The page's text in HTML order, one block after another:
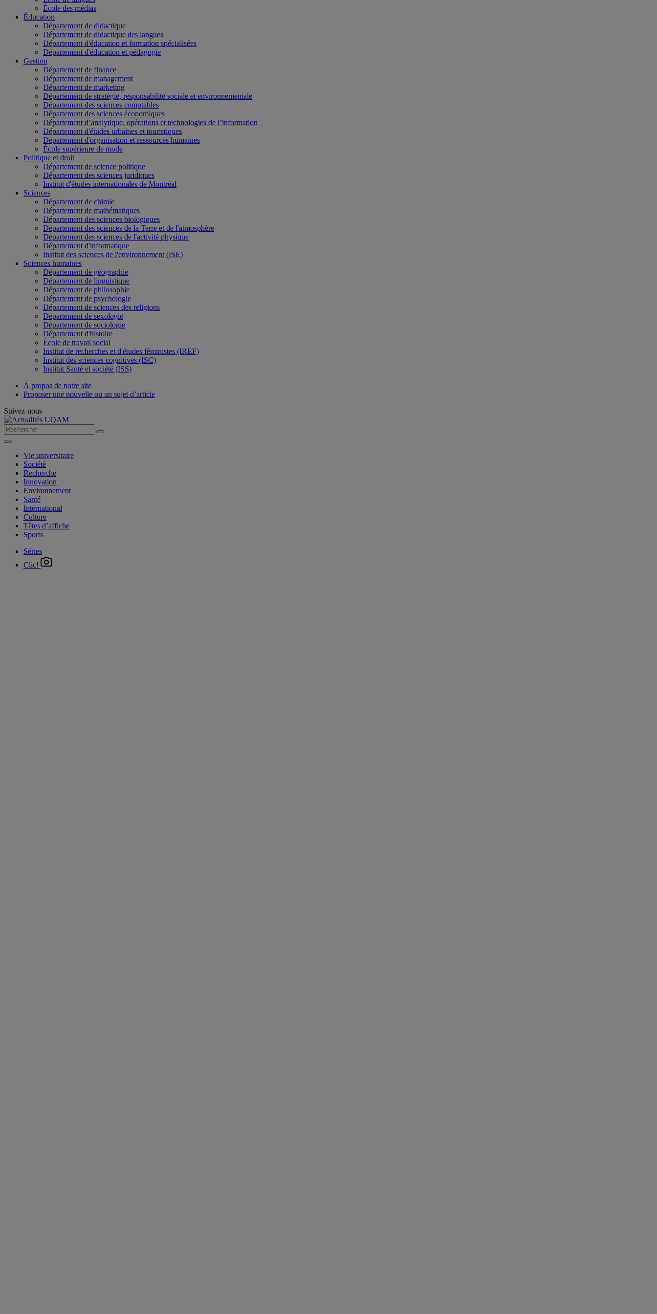
École des médias
Éducation
Département de didactique
Département de didactique des langues
Département d'éducation et formation spécialisées
Département d'éducation et pédagogie
Gestion
Département de finance
Département de management
Département de marketing
Département de stratégie, responsabilité sociale et environnementale
Département des sciences comptables
Département des sciences économiques
Département d’analytique, opérations et technologies de l’information
Département d'études urbaines et touristiques
Département d'organisation et ressources humaines
École supérieure de mode
Politique et droit
Département de science politique
Département des sciences juridiques
Institut d'études internationales de Montréal
Sciences
Département de chimie
Département de mathématiques
Département des sciences biologiques
Département des sciences de la Terre et de l'atmosphère
Département des sciences de l'activité physique
Département d'informatique
Institut des sciences de l'environnement (ISE)
Sciences humaines
Département de géographie
Département de linguistique
Département de philosophie
Département de psychologie
Département de sciences des religions
Département de sexologie
Département de sociologie
Département d'histoire
École de travail social
Institut de recherches et d'études féministes (IREF)
Institut des sciences cognitives (ISC)
Institut Santé et société (ISS)
À propos de notre site
Proposer une nouvelle ou un sujet d’article
Suivez-nous
Vie universitaire
Société
Recherche
Innovation
Environnement
Santé
International
Culture
Têtes d’affiche
Sports
Séries
Clic!